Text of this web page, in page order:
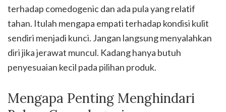
terhadap comedogenic dan ada pula yang relatif
tahan. Itulah mengapa empati terhadap kondisi kulit
sendiri menjadi kunci. Jangan langsung menyalahkan
diri jika jerawat muncul. Kadang hanya butuh
penyesuaian kecil pada pilihan produk.
Mengapa Penting Menghindari